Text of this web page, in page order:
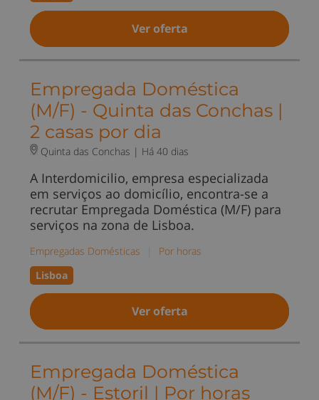
Ver oferta
Empregada Doméstica
(M/F) - Quinta das Conchas |
2 casas por dia
Quinta das Conchas | Há 40 dias
A Interdomicilio, empresa especializada
em serviços ao domicílio, encontra-se a
recrutar Empregada Doméstica (M/F) para
serviços na zona de Lisboa.
Empregadas Domésticas
Por horas
Lisboa
Ver oferta
Empregada Doméstica
(M/F) - Estoril | Por horas